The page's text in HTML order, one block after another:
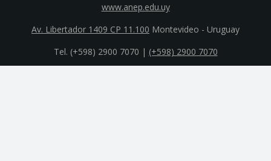
www.anep.edu.uy
Av. Libertador 1409 CP 11.100 Montevideo - Uruguay
Tel. (+598) 2900 7070 | (+598) 2900 7070